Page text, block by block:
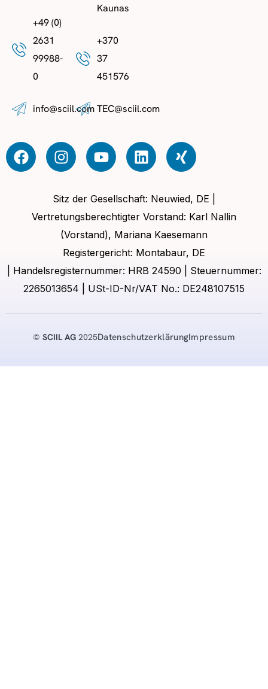
+49 (0)
2631
99988-
0
info@sciil.com
Kaunas
+370
37
451576
TEC@sciil.com
Sitz der Gesellschaft: Neuwied, DE |
Vertretungsberechtigter Vorstand: Karl Nallin
(Vorstand), Mariana Kaesemann
Registergericht: Montabaur, DE
| Handelsregisternummer: HRB 24590 | Steuernummer:
2265013654 | USt-ID-Nr/VAT No.: DE248107515
©SCIIL AG 2025DatenschutzerklärungImpressum